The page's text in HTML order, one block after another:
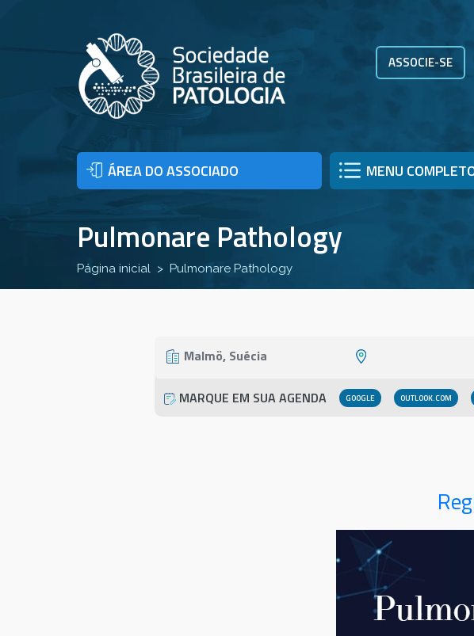
ASSOCIE-SE
ÁREA DO ASSOCIADO MENU
Pulmonare Pathology
Página inicial Pulmonare Pathology
Malmö, Suécia
MARQUE EM SUA AGENDA GOOGLE OUTLOOK.COM